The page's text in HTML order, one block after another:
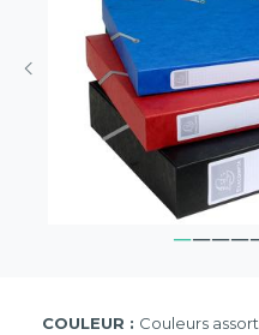
COULEUR : Couleurs